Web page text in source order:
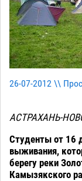
26-07-2012 \\
АСТРАХАНЬ-
Студенты от 16
выживания,
берегу реки
Камызякского